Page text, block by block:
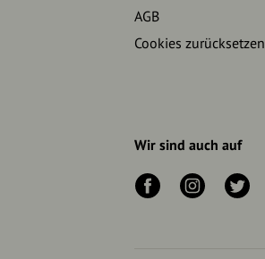
AGB
Cookies zurücksetzen
Wir sind auch auf